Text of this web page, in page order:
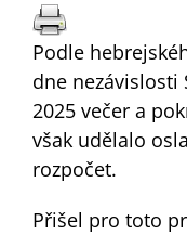
Podle
dne nezávislosti
2025 večer a
však udělalo
rozpočet.
Přišel pro toto